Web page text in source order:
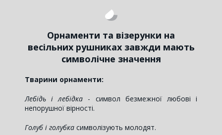
Орнаменти та візерунки на
весільних рушниках завжди мають
символічне значення
Тварини орнаменти:
Лебідь і лебідка - символ безмежної любові і
непорушної вірності.
Голуб і голубка символізують молодят.